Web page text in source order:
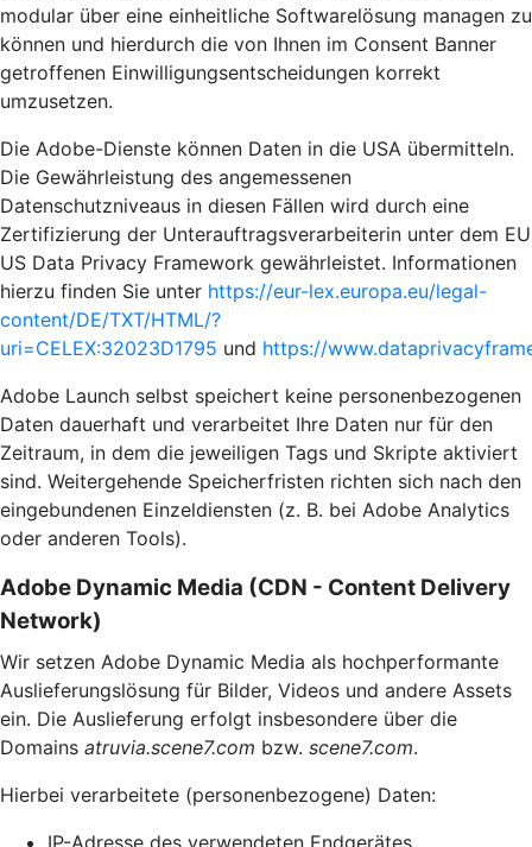
modular über eine einheitliche Softwarelösung managen zu
können und hierdurch die von Ihnen im Consent Banner
getroffenen Einwilligungsentscheidungen korrekt
umzusetzen.
Die Adobe-Dienste können Daten in die USA übermitteln.
Die Gewährleistung des angemessenen
Datenschutzniveaus in diesen Fällen wird durch eine
Zertifizierung der Unterauftragsverarbeiterin unter dem EU
US Data Privacy Framework gewährleistet. Informationen
hierzu finden Sie unter https://eur-lex.europa.eu/legal-
content/DE/TXT/HTML/?
uri=CELEX:32023D1795 und https://
Adobe Launch selbst speichert keine personenbezogenen
Daten dauerhaft und verarbeitet Ihre Daten nur für den
Zeitraum, in dem die jeweiligen Tags und Skripte aktiviert
sind. Weitergehende Speicherfristen richten sich nach den
eingebundenen Einzeldiensten (z. B. bei Adobe Analytics
oder anderen Tools).
Adobe Dynamic Media (CDN - Content Delivery
Network)
Wir setzen Adobe Dynamic Media als hochperformante
Auslieferungslösung für Bilder, Videos und andere Assets
ein. Die Auslieferung erfolgt insbesondere über die
Domains atruvia.scene7.com bzw. scene7.com.
Hierbei verarbeitete (personenbezogene) Daten:
IP-Adresse des verwendeten Endgerätes,